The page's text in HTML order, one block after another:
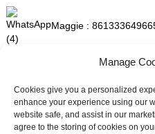
Maggie :
ENTRER EN CONTACT
Manage
Cookies give you a personalized
enhance your experience using our
website safe, and assist in our
agree to the storing of cookies on